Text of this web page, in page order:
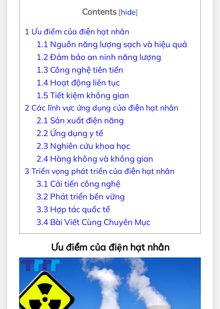
Contents [hide]
1 Ưu điểm của điện hạt nhân
1.1 Nguồn năng lượng sạch và hiệu quả
1.2 Đảm bảo an ninh năng lượng
1.3 Công nghệ tiên tiến
1.4Hoạt động liên tục
1.5Tiết kiệm không gian
2 Các lĩnh vực ứng dụng của điện hạt nhân
2.1 Sản xuất điện năng
2.2 Ứng dụng y tế
2.3 Nghiên cứu khoa học
2.4Hàng không và không gian
3 Triển vọng phát triển của điện hạt nhân
3.1 Cải tiến công nghệ
3.2 Phát triển bền vững
3.3 Hợp tác quốc tế
3.4Bài Viết Cùng Chuyên Mục
Ưu điểm của điện hạt nhân